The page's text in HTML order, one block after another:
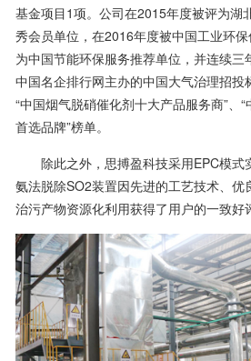
基金项目1项。公司在2015年度被评为湖
秀会员单位，在2016年度被中国工业环
为中国节能环保服务推荐单位，并连续三
中国名企排行网主办的中国大气治理招投
“中国烟气脱硝催化剂十大产品服务商”、
首选品牌”榜单。
除此之外，思搏盈科技采用EPC模式
氨法脱除SO2装置因先进的工艺技术、优
治污产物资源化利用获得了用户的一致好